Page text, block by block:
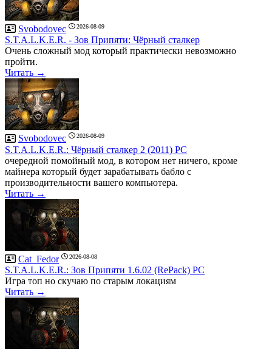
Svobodovec 2026-08-09
S.T.A.L.K.E.R. - Зов Припяти: Чёрный сталкер
Очень сложный мод который практически невозможно
пройти.
Читать →
Svobodovec 2026-08-09
S.T.A.L.K.E.R.: Чёрный сталкер 2 (2011) PC
очередной помойный мод, в котором нет ничего, кроме
майнера который будет зарабатывать бабло с
производительности вашего компьютера.
Читать →
Cat_Fedor 2026-08-08
S.T.A.L.K.E.R.: Зов Припяти 1.6.02 (RePack) PC
Игра топ но скучаю по старым локациям
Читать →